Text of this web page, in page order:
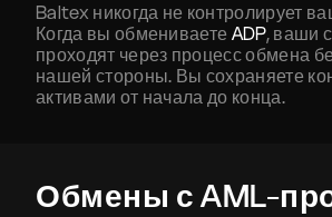
Baltex никогда не контролирует
Когда вы обмениваете ADP, ваши
проходят через процесс обмена
нашей стороны. Вы сохраняете
активами от начала до конца.
Обмены с AML-